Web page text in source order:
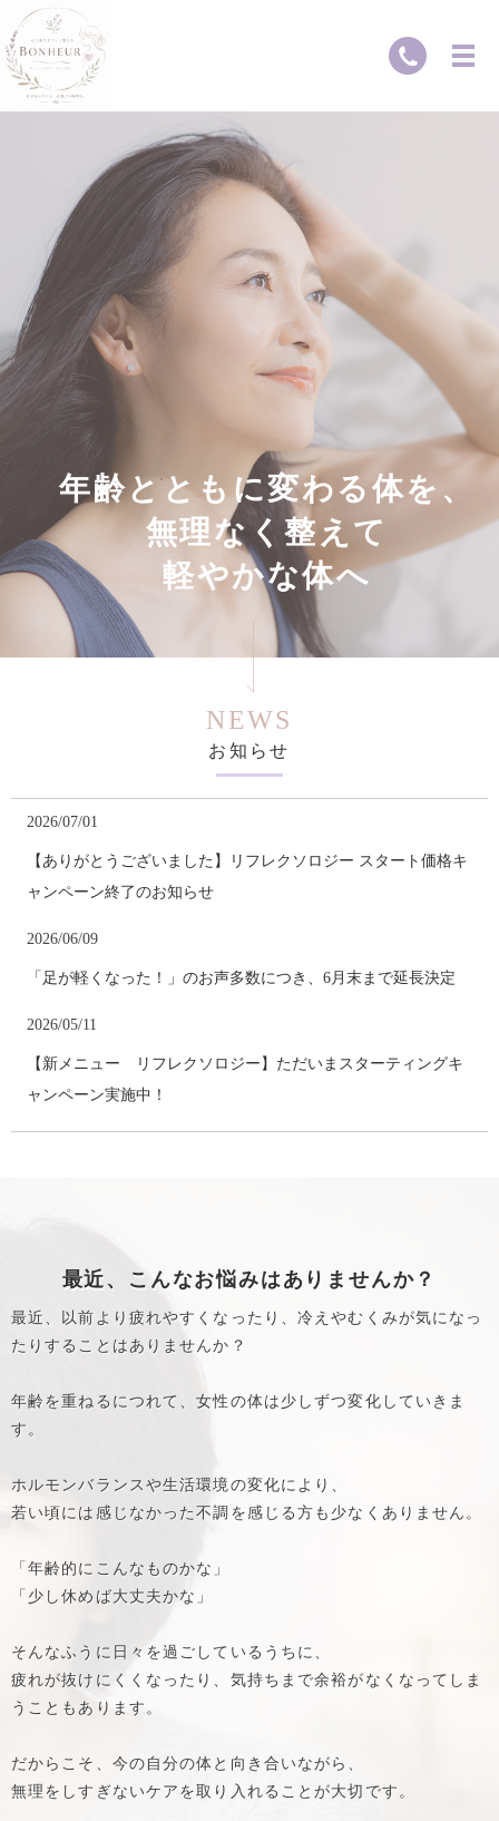
年齢とと もに変わ る体 を 、
無理な く 整 え て
軽やかな体へ
NEWS
お知らせ
2026/07/01
【ありがとうございました】リフレクソロジー スタート価格キ
ャンペーン終了のお知らせ
2026/06/09
「足が軽くなった！」のお声多数につき、6月末まで延長決定
2026/05/11
【新メニュー リフレクソロジー】ただいまスターティングキ
ャンペーン実施中！
ウェルネスサロン ボヌールのホームページを新しくオープンし
最近、こんなお悩みはありませんか？
最近、以前より疲れやすくなったり、冷えやむくみが気になっ
たりすることはありませんか？
年齢を重ねるにつれて、女性の体は少しずつ変化していきま
す。
ホルモンバランスや生活環境の変化により、
若い頃には感じなかった不調を感じる方も少なくありません。
「年齢的にこんなものかな」
「少し休めば大丈夫かな」
そんなふうに日々を過ごしているうちに、
疲れが抜けにくくなったり、気持ちまで余裕がなくなってしま
うこともあります。
だからこそ、今の自分の体と向き合いながら、
無理をしすぎないケアを取り入れることが大切です。